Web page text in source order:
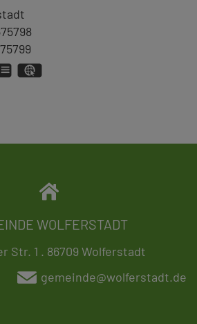
vCard
WOLFERSTADT
Str. 1 . 86709 Wolferstadt
gemeinde@wolferstadt.de